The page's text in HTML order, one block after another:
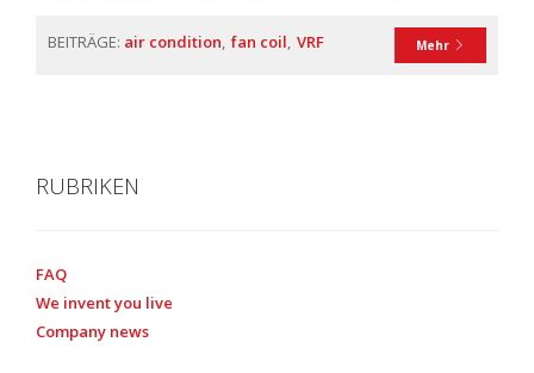
Mehr
BEITRÄGE: air condition fan coil VRF
RUBRIKEN
FAQ
We invent you live
Company news